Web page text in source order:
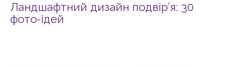
Ландшафтний дизайн подвір’я: 30
фото-ідей